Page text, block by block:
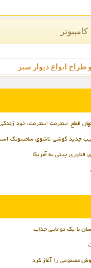
انواع دیوار سبز
قطع اینترنت اینترنت، خود
جدید گوشی تاشوی سامسونگ
فناوری چینی به آمریکا
مصنوعی را آغاز کرد